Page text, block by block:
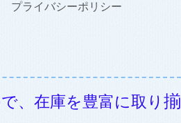
プライバシーポリシー
、在庫を豊富に取り揃